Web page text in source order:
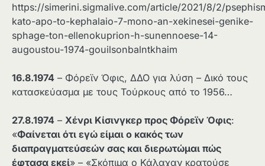
https://simerini.sigmalive.com/article/2021/8/2/
kato-apo-to-kephalaio-7-mono-an-xekinesei-genike-
sphage-ton-ellenokuprion-h-sunennoese-14-
augoustou-1974-gouilsonbalntkhaim
16.8.1974 – Φόρεϊν Όφις, ΔΔΟ για λύση – Δικό τους
κατασκεύασμα με τους Τούρκους από το 1956…
27.8.1974 – Χένρι Κίσινγκερ προς Φόρεϊν Όφις:
«Φαίνεται ότι εγώ είμαι ο κακός των
διαπραγματεύσεών σας και διερωτώμαι πώς
έφτασα εκεί» – «Σκόπιμα ο Κάλαχαν κρατούσε